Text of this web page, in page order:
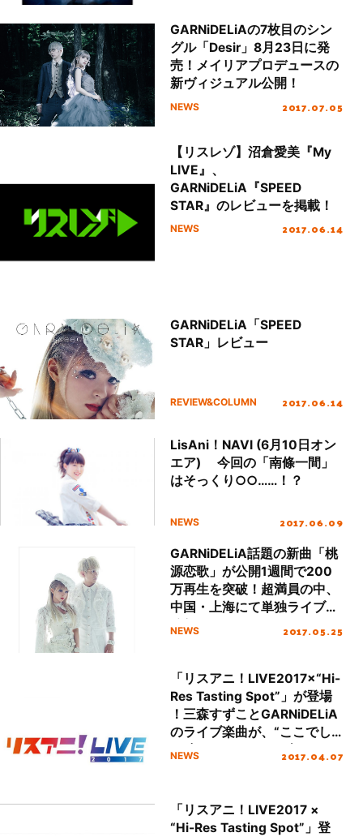
GARNiDELiAの7枚目のシン
グル「Desir」8月23日に発
売！メイリアプロデュースの
新ヴィジュアル公開！
NEWS 2017.07.05
【リスレゾ】沼倉愛美『My
LIVE』、
GARNiDELiA『SPEED
STAR』のレビューを掲載！
NEWS 2017.06.14
GARNiDELiA「SPEED
STAR」レビュー
REVIEW&COLUMN 2017.06.14
LisAni！NAVI (6月10日オン
エア) 今回の「南條一間」
はそっくり○○……！？
NEWS 2017.06.09
GARNiDELiA話題の新曲「桃
源恋歌」が公開1週間で200
万再生を突破！超満員の中、
中国・上海にて単独ライブを
敢行！
NEWS 2017.05.25
「リスアニ！LIVE2017×“Hi-
Res Tasting Spot”」が登場
！三森すずことGARNiDELiA
のライブ楽曲が、“ここでし
か聴けない”ハイレゾ・サウ
NEWS 2017.04.07
「リスアニ！LIVE2017 ×
“Hi-Res Tasting Spot”」登